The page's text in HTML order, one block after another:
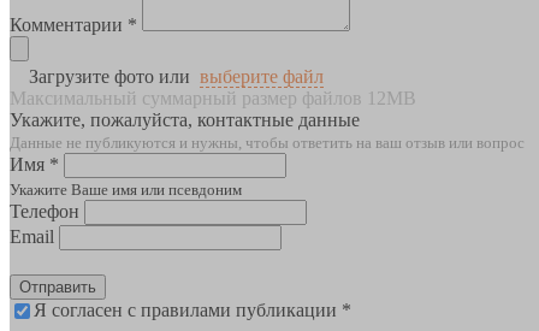
Комментарии *
Загрузите фото или выберите файл
Максимальный суммарный размер файлов 12MB
Укажите, пожалуйста, контактные данные
Данные не публикуются и нужны, чтобы ответить на ваш отзыв или вопрос
Имя *
Укажите Ваше имя или псевдоним
Телефон
Email
Отправить
Я согласен с правилами публикации *